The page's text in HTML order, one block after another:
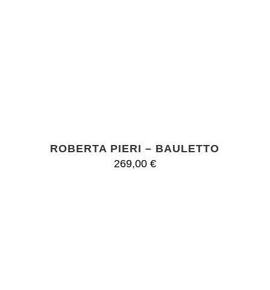
ROBERTA PIERI – BAULETTO
269,00 €